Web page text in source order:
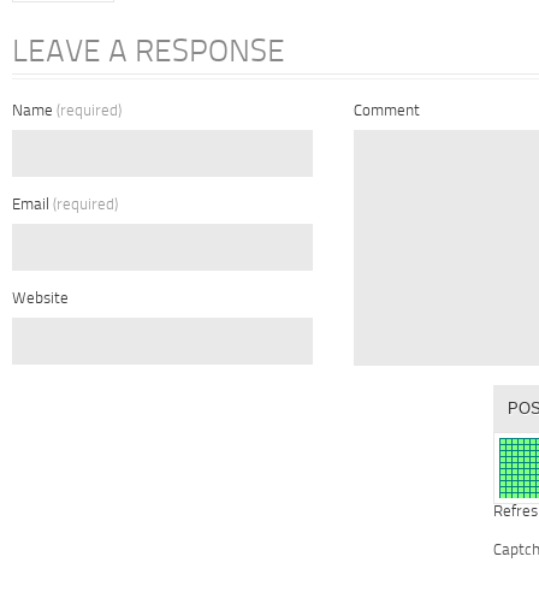
LEAVE A RESPONSE
Name (required)
Email (required)
Website
Comment